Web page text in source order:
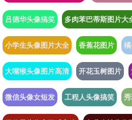
吕德华头像搞笑 多肉苯巴蒂斯图片大
小学生头像图片大全 香蕉花图片
大嘴猴头像图片高清 开花玉树图片
微信头像女短发 工程人头像搞笑